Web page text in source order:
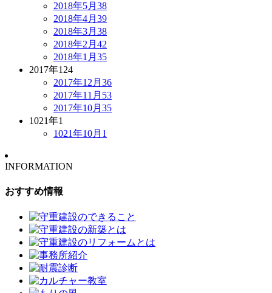
2018年5月 38
2018年4月 39
2018年3月 38
2018年2月 42
2018年1月 35
2017年124
2017年12月 36
2017年11月 53
2017年10月 35
1021年1
1021年10月 1
INFORMATION
おすすめ情報